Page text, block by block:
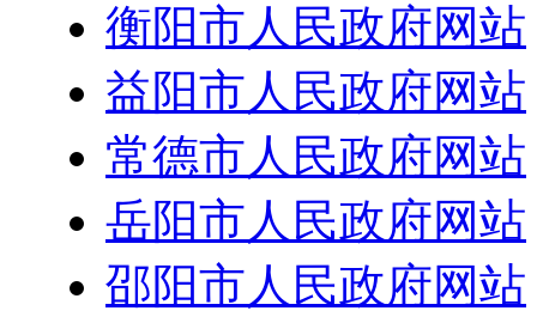
衡阳市人民政府网站
益阳市人民政府网站
常德市人民政府网站
岳阳市人民政府网站
邵阳市人民政府网站